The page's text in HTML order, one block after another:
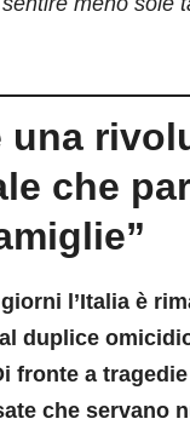
una
che
l’Italia è
duplice
fronte a
che servano